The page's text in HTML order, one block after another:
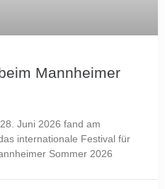
Mannheimer
Juni 2026 fand am
internationale Festival für
Sommer 2026